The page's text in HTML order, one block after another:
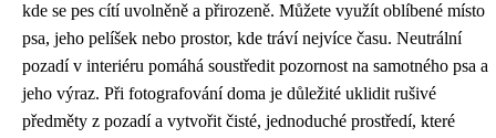
kde se pes cítí uvolněně a přirozeně. Můžete využít oblíbené místo
psa, jeho pelíšek nebo prostor, kde tráví nejvíce času. Neutrální
pozadí v interiéru pomáhá soustředit pozornost na samotného psa a
jeho výraz. Při fotografování doma je důležité uklidit rušivé
předměty z pozadí a vytvořit čisté, jednoduché prostředí, které